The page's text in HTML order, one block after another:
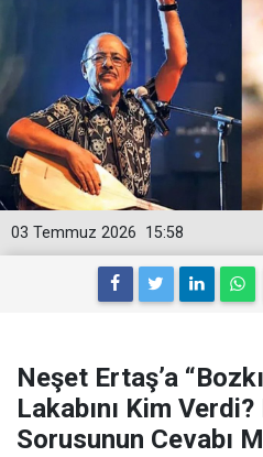
15:58
03 Temmuz 2026
Neşet Ertaş’a
Lakabını Kim
Sorusunun Cevabı